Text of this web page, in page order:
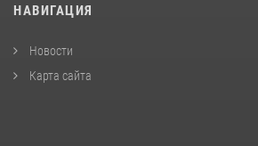
НАВИГАЦИЯ
Новости
Карта сайта